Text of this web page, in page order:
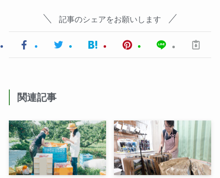
記事のシェアをお願いします
関連記事